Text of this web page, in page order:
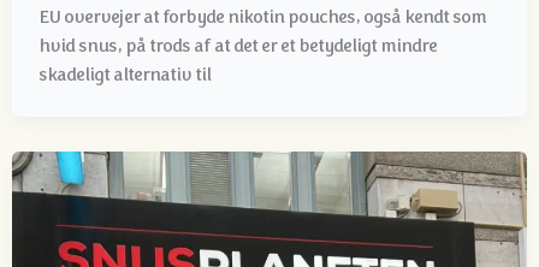
EU overvejer at forbyde nikotin pouches, også kendt som
hvid snus, på trods af at det er et betydeligt mindre
skadeligt alternativ til